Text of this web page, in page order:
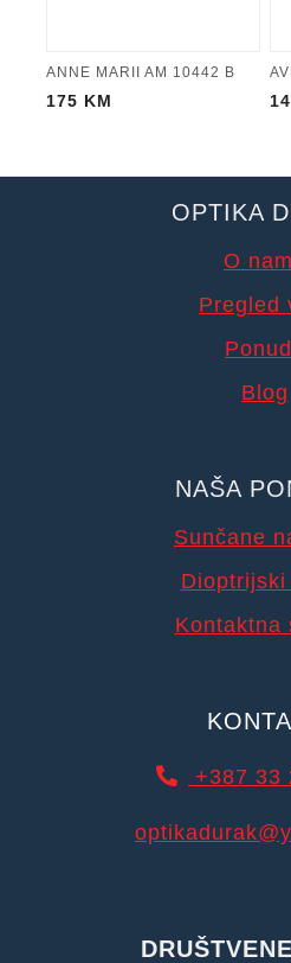
ANNE MARII AM 10442 B
175 KM
OPTIKA
O
Pregled
Blog
NAŠA
Sunčane
Dioptrijski
Kontaktna
+387 33